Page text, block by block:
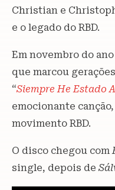
Christian e
e o legado do RBD.
Em novembro do
que marcou
“Siempre He Estado
emocionante
movimento RBD.
O disco chegou com
single, depois de